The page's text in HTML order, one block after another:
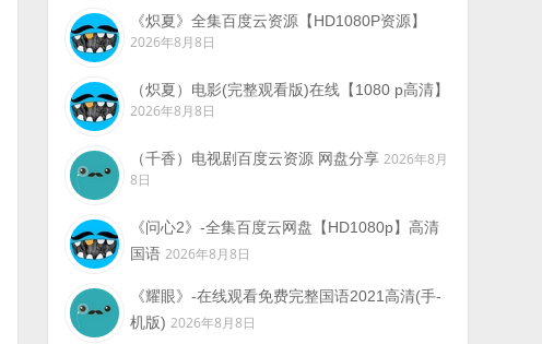
《炽夏》全集百度云资源【HD1080P资源】
2026年8月8日
（炽夏）电影(完整观看版)在线【1080 p高清】
2026年8月8日
（千香）电视剧百度云资源 网盘分享 2026年8月
8日
《问心2》-全集百度云网盘【HD1080p】高清
国语 2026年8月8日
《耀眼》-在线观看免费完整国语2021高清(手-
机版) 2026年8月8日